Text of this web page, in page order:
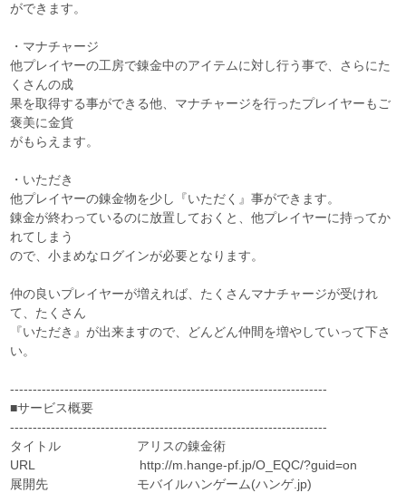
ができます。
・マナチャージ
他プレイヤーの工房で錬金中のアイテムに対し行う事で、さらにた
くさんの成
果を取得する事ができる他、マナチャージを行ったプレイヤーもご
褒美に金貨
がもらえます。
・いただき
他プレイヤーの錬金物を少し『いただく』事ができます。
錬金が終わっているのに放置しておくと、他プレイヤーに持ってか
れてしまう
ので、小まめなログインが必要となります。
仲の良いプレイヤーが増えれば、たくさんマナチャージが受けれ
て、たくさん
『いただき』が出来ますので、どんどん仲間を増やしていって下さ
い。
----------------------------------------------------------------------
■サービス概要
----------------------------------------------------------------------
タイトル アリスの錬金術
URL http://m.hange-pf.jp/O_EQC/?guid=on
展開先 モバイルハンゲーム(ハンゲ.jp)